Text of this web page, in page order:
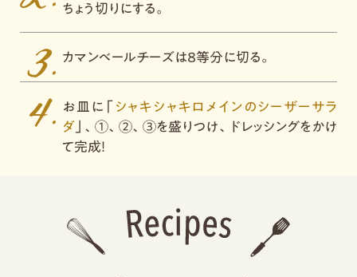
ちょう切りにする。
カマンベールチーズは８等分に切る。
お皿に「
シャキシャキロメインのシーザーサラ
ダ 」、①、②、③を盛りつけ、ドレッシングをかけ
て完成！